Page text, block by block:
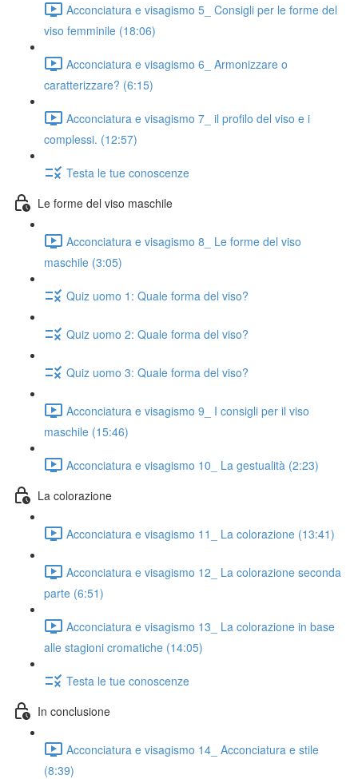
Acconciatura e visagismo 5_ Consigli per le forme del
viso femminile (18:06)
Acconciatura e visagismo 6_ Armonizzare o
caratterizzare? (6:15)
Acconciatura e visagismo 7_ il profilo del viso e i
complessi. (12:57)
Testa le tue conoscenze
Le forme del viso maschile
Acconciatura e visagismo 8_ Le forme del viso
maschile (3:05)
Quiz uomo 1: Quale forma del viso?
Quiz uomo 2: Quale forma del viso?
Quiz uomo 3: Quale forma del viso?
Acconciatura e visagismo 9_ I consigli per il viso
maschile (15:46)
Acconciatura e visagismo 10_ La gestualità (2:23)
La colorazione
Acconciatura e visagismo 11_ La colorazione (13:41)
Acconciatura e visagismo 12_ La colorazione seconda
parte (6:51)
Acconciatura e visagismo 13_ La colorazione in base
alle stagioni cromatiche (14:05)
Testa le tue conoscenze
In conclusione
Acconciatura e visagismo 14_ Acconciatura e stile
(8:39)